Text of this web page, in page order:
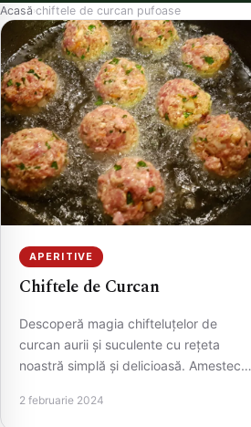
Acasă›chiftele de curcan pufoase
APERITIVE
Chiftele de Curcan
Descoperă magia chifteluțelor de
curcan aurii și suculente cu rețeta
noastră simplă și delicioasă. Amestecul
2 februarie 2024